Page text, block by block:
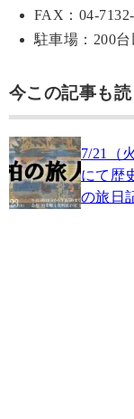
FAX：04-
駐車場：200
今この記事も
7/21（
にて歴
の旅日